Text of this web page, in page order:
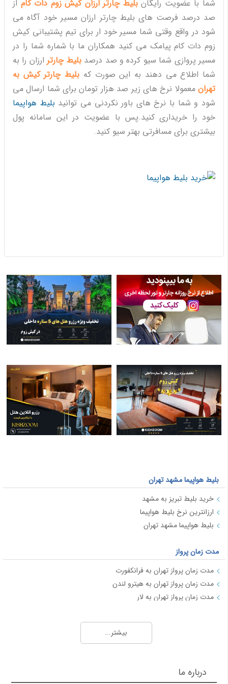
شما با عضویت رایگانبلیط چارتر ارزان کیش زوم دات کام از
صد درصد فرصت های بلیط چارتر ارزان مسیر خود آگاه می
شود در واقع وقتی شما مسیر خود ار برای تیم پشتیبانی کیش
زوم دات کام پیامک می کنید همکاران ما با شماره شما را در
مسیر پروازی شما سیو کرده و صد درصدبلیط چارترارزان را به
شما اطلاع می دهند به این صورت که بلیط چارتر کیش به
تهران معمولا نرخ های زیر صد هزار تومان برای شما ارسال می
شود و شما با نرخ های باور نکردنی می توانید بلیط هواپیما
خود را خریداری کنید.پس با عضویت در این سامانه پول
بیشتری برای مسافرتی بهتر سیو کنید.
بلیط هواپیما مشهد تهران
خرید بلیط تبریز به مشهد
ارزانترین نرخ بلیط هواپیما
بلیط هواپیما مشهد تهران
مدت زمان پرواز
مدت زمان پرواز تهران به فرانکفورت
مدت زمان پرواز تهران به هیترو لندن
مدت زمان پرواز تهران به لار
مدت زمان پرواز تهران به خرم آباد
مدت زمان پرواز 2
بیشتر...
درباره ما